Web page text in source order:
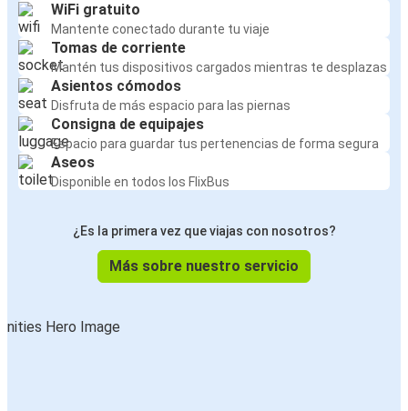
WiFi gratuito
Mantente conectado durante tu viaje
Tomas de corriente
Mantén tus dispositivos cargados mientras te desplazas
Asientos cómodos
Disfruta de más espacio para las piernas
Consigna de equipajes
Espacio para guardar tus pertenencias de forma segura
Aseos
Disponible en todos los FlixBus
¿Es la primera vez que viajas con nosotros?
Más sobre nuestro servicio